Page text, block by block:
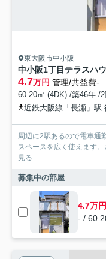
東大阪市中小阪
中小阪1丁目テラスハ
4.7万円 管理/共益費-
60.20㎡ (4DK) /築46年 /2
近鉄大阪線「長瀬」駅
周辺に2駅あるので電車通
スペースを広く使えます
見る
募集中の部屋
4.7万円
- /